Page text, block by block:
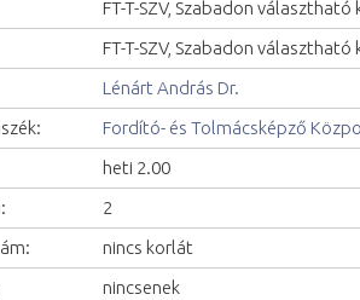
FT-T-SZV, Szabadon választható
FT-T-SZV, Szabadon választható
Lénárt András Dr.
Fordító- és Tolmácsképző
heti 2.00
2
nincs korlát
nincsenek